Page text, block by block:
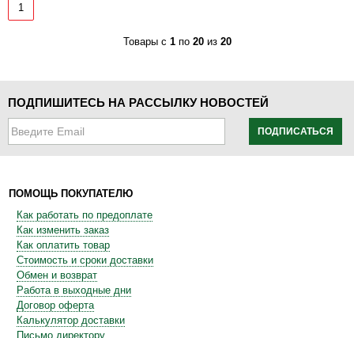
1
Товары с 1по 20из 20
ПОДПИШИТЕСЬ НА РАССЫЛКУ НОВОСТЕЙ
ПОДПИСАТЬСЯ
ПОМОЩЬ ПОКУПАТЕЛЮ
Как работать по предоплате
Как изменить заказ
Как оплатить товар
Стоимость и сроки доставки
Обмен и возврат
Работа в выходные дни
Договор оферта
Калькулятор доставки
Письмо директору